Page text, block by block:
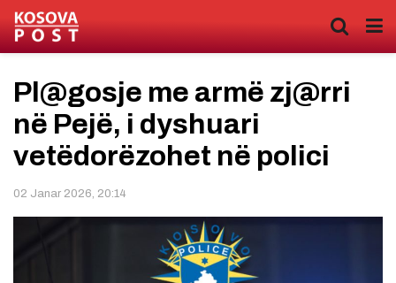
Pl@gosje me armë zj@rri
në Pejë, i dyshuari
vetëdorëzohet në polici
02 Janar 2026, 20:14